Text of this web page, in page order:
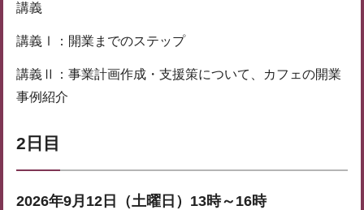
講義
講義Ⅰ：開業までのステップ
講義Ⅱ：事業計画作成・支援策について、カフェの開業
事例紹介
2日目
2026年9月12日（土曜日）13時～16時